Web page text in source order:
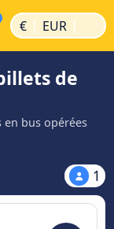
€ | EUR |
de
bus opérées
1